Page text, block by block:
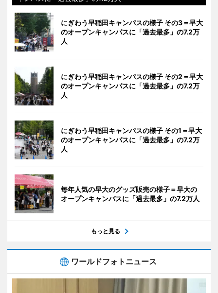
にぎわう早稲田キャンパスの様子 その3＝早大
のオープンキャンパスに「過去最多」の7.2万
人
にぎわう早稲田キャンパスの様子 その2＝早大
のオープンキャンパスに「過去最多」の7.2万
人
にぎわう早稲田キャンパスの様子 その1＝早大
のオープンキャンパスに「過去最多」の7.2万
人
毎年人気の早大のグッズ販売の様子＝早大の
オープンキャンパスに「過去最多」の7.2万人
もっと見る
ワールドフォトニュース